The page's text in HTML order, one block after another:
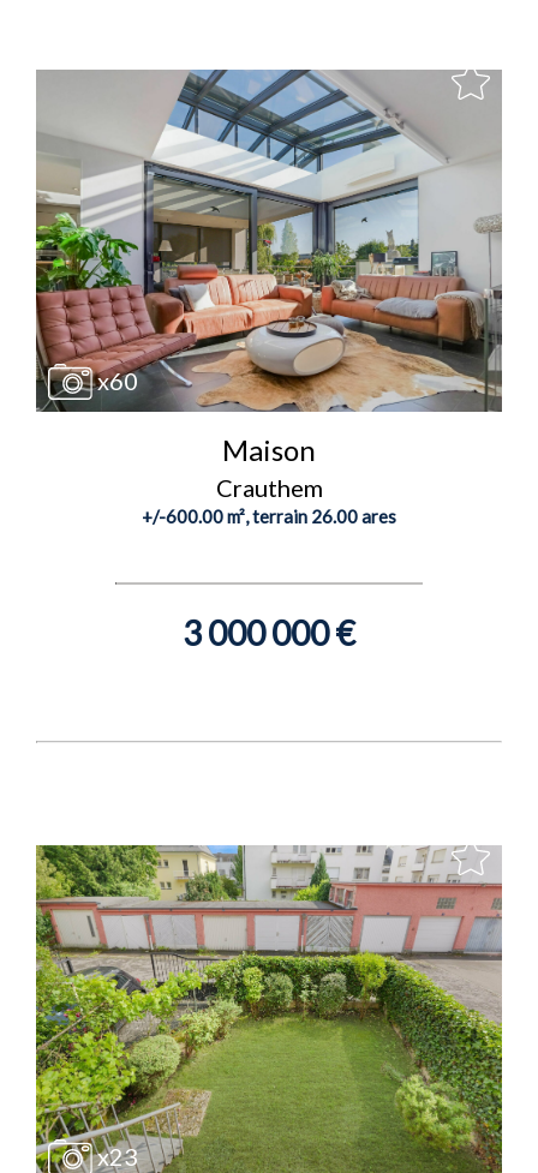
x60
Maison
Crauthem
+/-600.00 m², terrain 26.00 ares
3 000 000 €
x23